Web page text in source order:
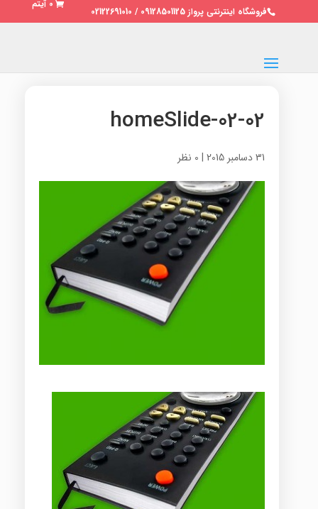
فروشگاه اینترنتی پرواز 09128501125 / 02122691010
0 آیتم
homeSlide-02-02
31 دسامبر 2015 | 0 نظر